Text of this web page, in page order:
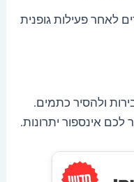
לאחר פעילות גופנית
ולהסיר כתמים.
לכם אינספור יתרונות.